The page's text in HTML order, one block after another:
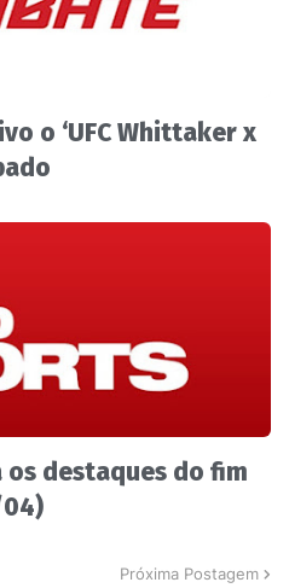
o ‘UFC Whittaker x
os destaques do fim
Próxima Postagem